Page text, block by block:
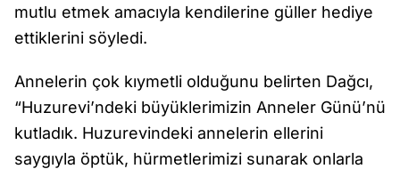
mutlu etmek amacıyla kendilerine güller hediye
ettiklerini söyledi.
Annelerin çok kıymetli olduğunu belirten Dağcı,
“Huzurevi’ndeki büyüklerimizin Anneler Günü’nü
kutladık. Huzurevindeki annelerin ellerini
saygıyla öptük, hürmetlerimizi sunarak onlarla